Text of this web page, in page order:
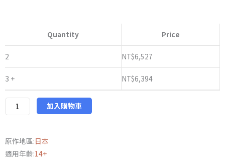
Quantity Price
2 NT$6,527
3 + NT$6,394
推
的
孩
子》
名
語
音
加入購物車
原作地區:日本
適用年齡:14+